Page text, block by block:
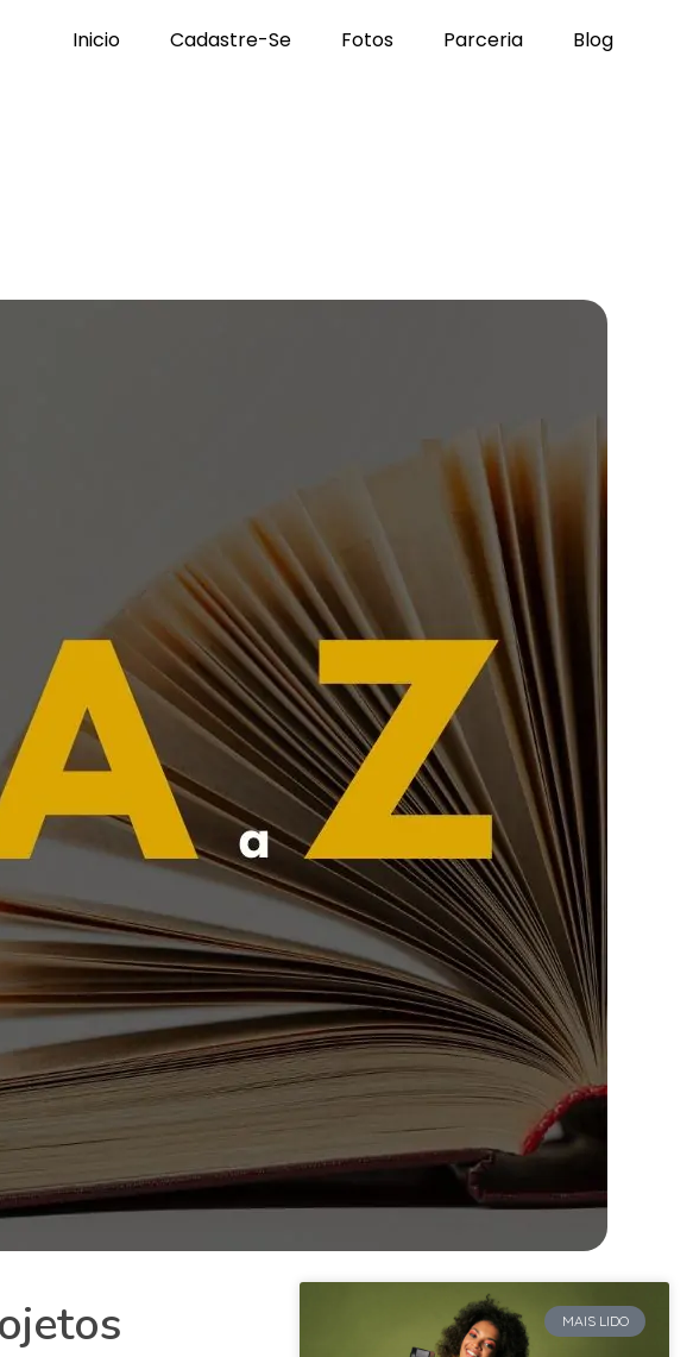
Inicio Cadastre-Se Fotos Parceria Blog
MAIS LIDO